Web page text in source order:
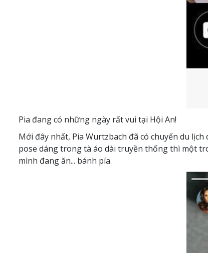
Pia đang có những ngày rất vui tại Hội An!
Mới đây nhất, Pia Wurtzbach đã có chuyến du
pose dáng trong tà áo dài truyền thống thì một
mình đang ăn... bánh pía.